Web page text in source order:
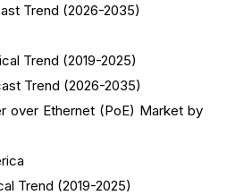
(2026-2035)
(2019-2025)
(2026-2035)
Ethernet (PoE) Market by
(2019-2025)